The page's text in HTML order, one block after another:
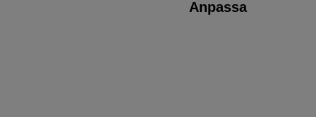
Anpassa